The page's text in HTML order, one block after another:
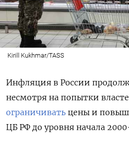
Kirill Kukhmar/TASS
Инфляция в России
несмотря на попытки
ограничивать цены и
ЦБ РФ до уровня начала